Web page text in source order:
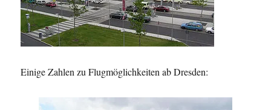
Einige Zahlen zu Flugmöglichkeiten ab Dresden: